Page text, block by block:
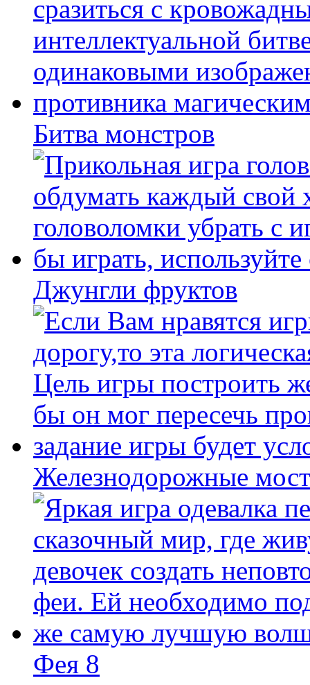
Битва монстров
Джунгли фруктов
Железнодорожные
Фея 8